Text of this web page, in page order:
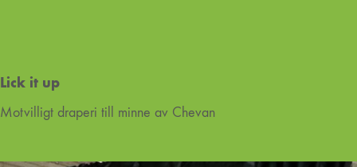
Lick it up
Motvilligt draperi till minne av Chevan